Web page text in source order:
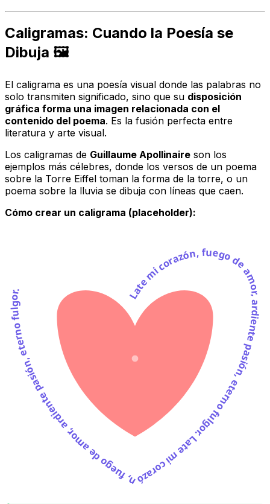
Caligramas: Cuando la Poesía se
Dibuja 🖼️
El caligrama es una poesía visual donde las palabras no
solo transmiten significado, sino que su disposición
gráfica forma una imagen relacionada con el
contenido del poema. Es la fusión perfecta entre
literatura y arte visual.
Los caligramas de Guillaume Apollinaire son los
ejemplos más célebres, donde los versos de un poema
sobre la Torre Eiffel toman la forma de la torre, o un
poema sobre la lluvia se dibuja con líneas que caen.
Cómo crear un caligrama (placeholder):
Late mi corazón, fuego de amor, ardiente pasión, eterno fulgor. Late mi corazón, fuego de amor, ardiente pasión, eterno fulgor.